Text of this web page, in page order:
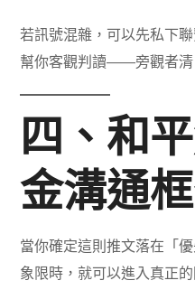
若訊號混雜，可以先私下
幫你客觀判讀——旁觀者清
四、和
金溝通
當你確定這則推文落在「
象限時，就可以進入真正